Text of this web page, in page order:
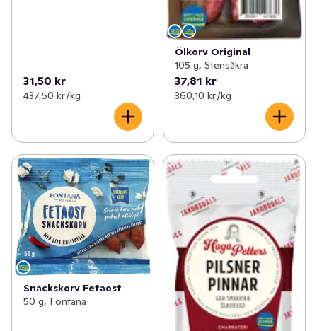
31,50 kr
437,50 kr /kg
Ölkorv Original
105 g, Stensåkra
37,81 kr
360,10 kr /kg
Snackskorv Fetaost
50 g, Fontana